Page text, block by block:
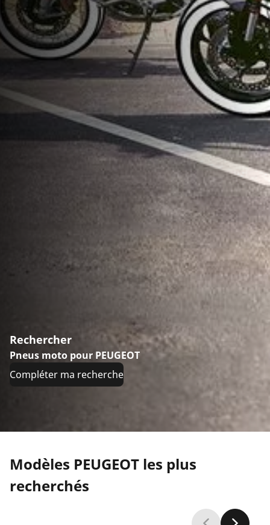
Rechercher
Pneus moto pour PEUGEOT
Compléter ma recherche
Modèles PEUGEOT les plus
recherchés